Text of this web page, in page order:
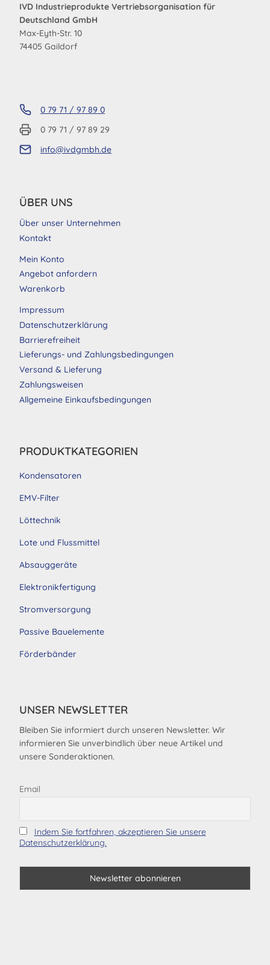
IVD Industrieprodukte Vertriebsorganisation für
Deutschland GmbH
Max-Eyth-Str. 10
74405 Gaildorf
0 79 71 / 97 89 0
0 79 71 / 97 89 29
info@ivdgmbh.de
ÜBER UNS
Über unser Unternehmen
Kontakt
Mein Konto
Angebot anfordern
Warenkorb
Impressum
Datenschutzerklärung
Barrierefreiheit
Lieferungs- und Zahlungsbedingungen
Versand & Lieferung
Zahlungsweisen
Allgemeine Einkaufsbedingungen
PRODUKTKATEGORIEN
Kondensatoren
EMV-Filter
Löttechnik
Lote und Flussmittel
Absauggeräte
Elektronikfertigung
Stromversorgung
Passive Bauelemente
Förderbänder
UNSER NEWSLETTER
Bleiben Sie informiert durch unseren Newsletter. Wir
informieren Sie unverbindlich über neue Artikel und
unsere Sonderaktionen.
Email
Indem Sie fortfahren, akzeptieren Sie unsere
Datenschutzerklärung.